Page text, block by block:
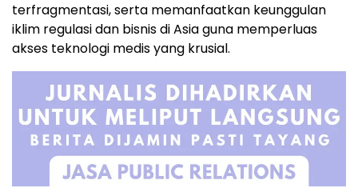
terfragmentasi, serta memanfaatkan keunggulan
iklim regulasi dan bisnis di Asia guna memperluas
akses teknologi medis yang krusial.